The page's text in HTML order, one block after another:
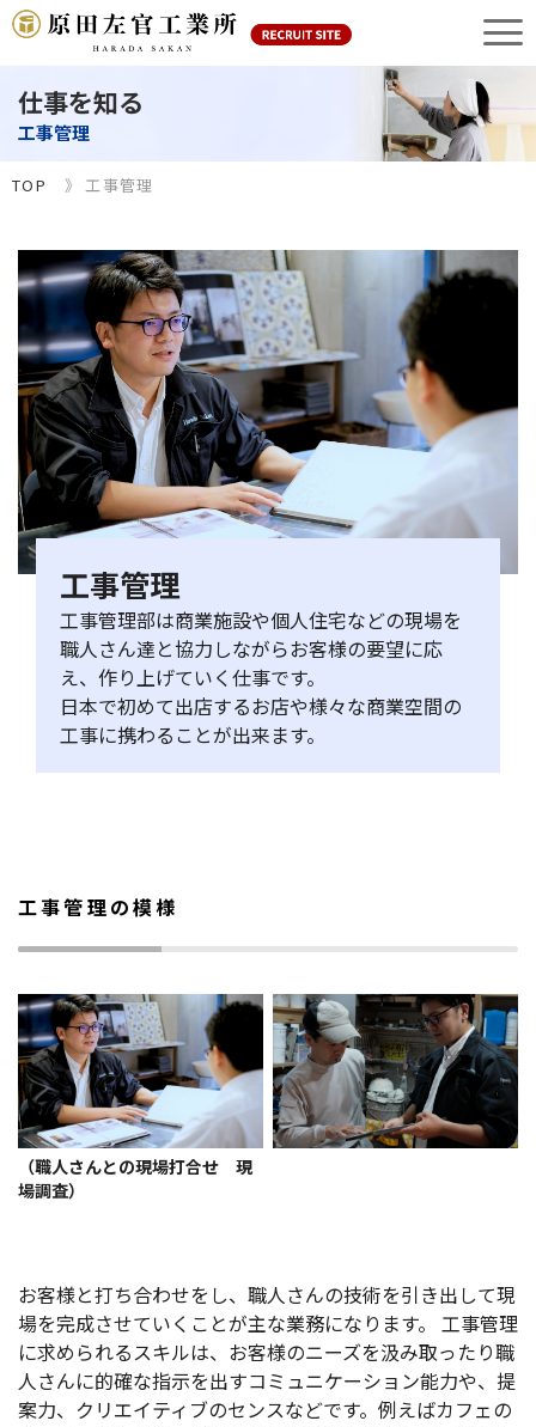
仕事を知る
工事管理
TOP 工事管理
工事管理
工事管理部は商業施設や個人住宅などの現場を
職人さん達と協力しながらお客様の要望に応
え、作り上げていく仕事です。
日本で初めて出店するお店や様々な商業空間の
工事に携わることが出来ます。
工事管理の模様
（職人さんとの現場打合せ 現
場調査）
お客様と打ち合わせをし、職人さんの技術を引き出して現
場を完成させていくことが主な業務になります。 工事管理
に求められるスキルは、お客様のニーズを汲み取ったり職
人さんに的確な指示を出すコミュニケーション能力や、提
案力、クリエイティブのセンスなどです。例えばカフェの